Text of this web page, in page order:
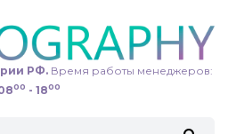
РФ. Время работы менеджеров:
00 - 1800